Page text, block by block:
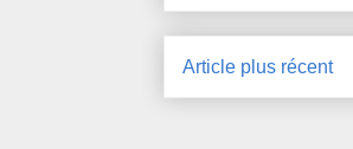
Article plus récent